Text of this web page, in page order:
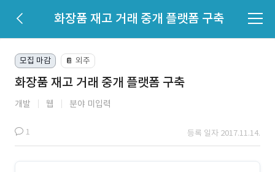
화장품 재고 거래 중개 플랫폼 구축
모집 마감 📔 외주
화장품 재고 거래 중개 플랫폼 구축
개발 웹 분야 미입력
1 등록 일자 2017.11.14.